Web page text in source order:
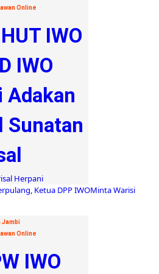
Online
IWO
IWO
Adakan
Sunatan
Herpani
Jambi
Online
IWO